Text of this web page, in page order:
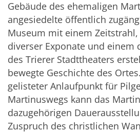
Gebäude des ehemaligen
angesiedelte öffentlich
Museum mit einem
diverser Exponate und einem
des Trierer Stadttheaters
bewegte Geschichte des
gelisteter Anlaufpunkt für
Martinuswegs kann das
dazugehörigen
Zuspruch des christlichen